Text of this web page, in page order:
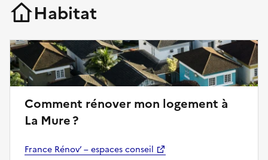
Habitat
Comment rénover mon logement à
La Mure ?
France Rénov’ – espaces conseil